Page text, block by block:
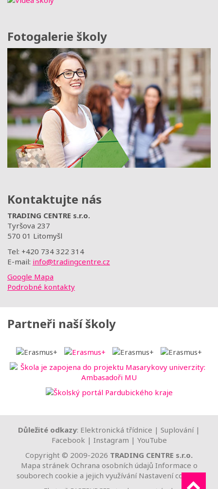
Fotogalerie školy
Kontaktujte nás
TRADING CENTRE s.r.o.
Tyršova 237
570 01 Litomyšl
Tel: +420 734 322 314
E-mail: info@tradingcentre.cz
Google Mapa
Podrobné kontakty
Partneři naší školy
Důležité odkazy: Elektronická třídnice | Suplování |
Facebook | Instagram | YouTube
Copyright © 2009-2026 TRADING CENTRE s.r.o.
Mapa stránek Ochrana osobních údajů Informace o
souborech cookie a jejich využívání Nastavení cookies